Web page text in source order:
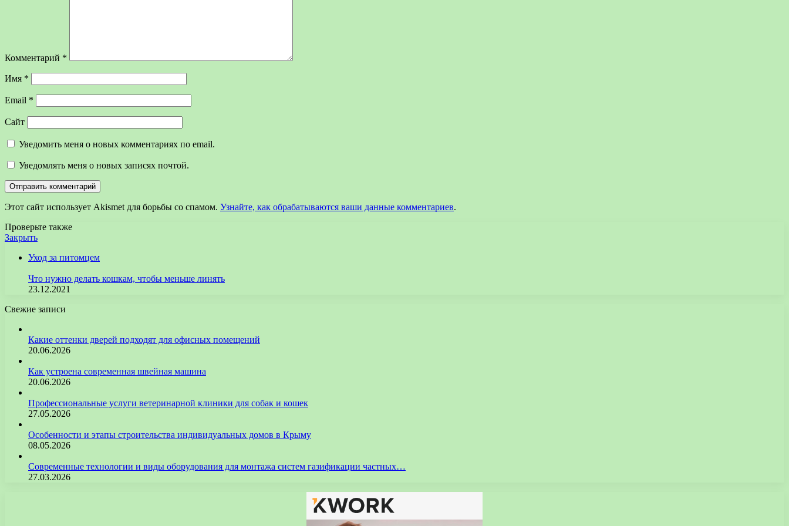
Комментарий *
Имя *
Email *
Сайт
Уведомить меня о новых комментариях по email.
Уведомлять меня о новых записях почтой.
Этот сайт использует Akismet для борьбы со спамом. Узнайте, как обрабатываются ваши данные комментариев.
Проверьте также
Закрыть
Уход за питомцем
Что нужно делать кошкам, чтобы меньше линять
23.12.2021
Свежие записи
Какие оттенки дверей подходят для офисных помещений
20.06.2026
Как устроена современная швейная машина
20.06.2026
Профессиональные услуги ветеринарной клиники для собак и кошек
27.05.2026
Особенности и этапы строительства индивидуальных домов в Крыму
08.05.2026
Современные технологии и виды оборудования для монтажа систем газификации частных…
27.03.2026